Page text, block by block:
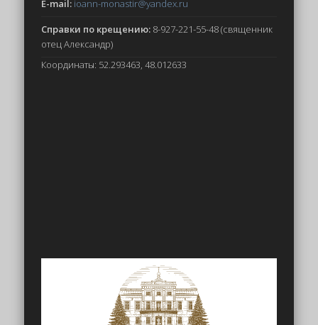
E-mail: ioann-monastir@yandex.ru
Справки по крещению: 8-927-221-55-48 (священник
отец Александр)
Координаты: 52.293463, 48.012633